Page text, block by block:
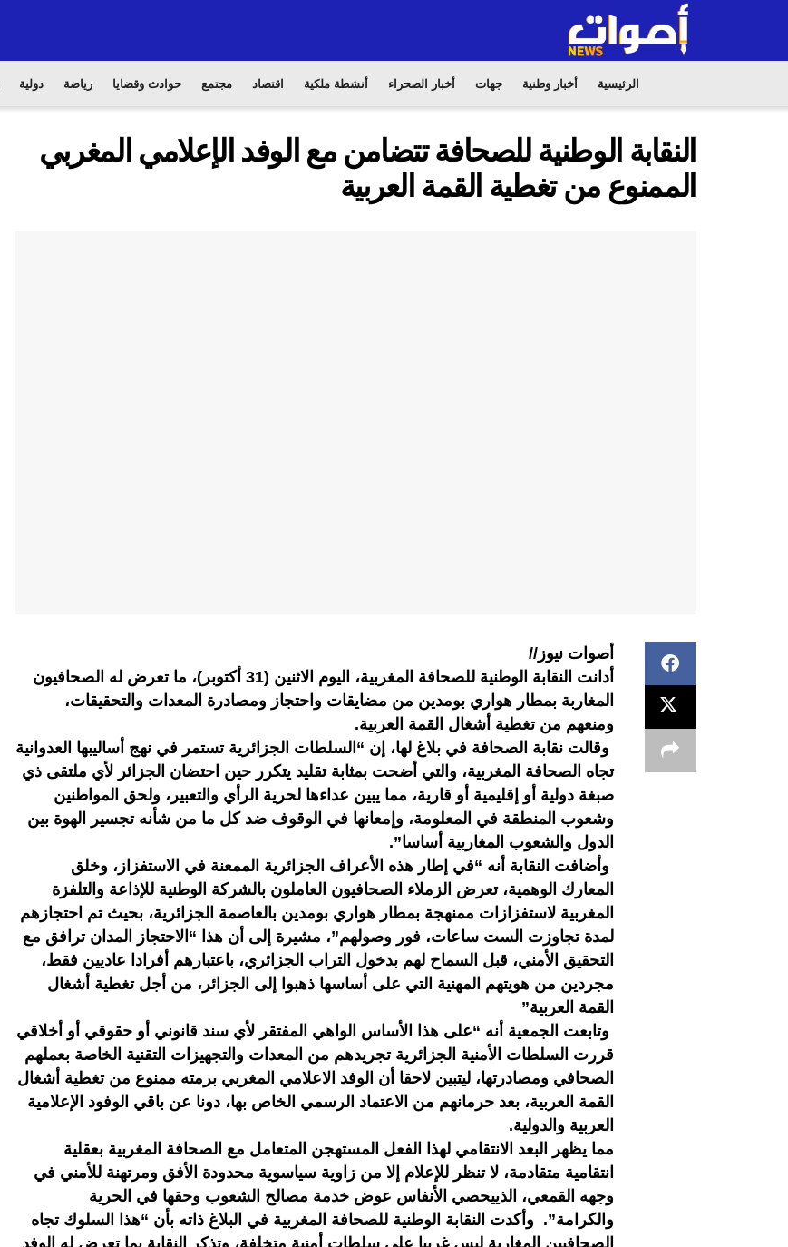
الرئيسية أخبار وطنية جهات أخبار الصحراء أنشطة ملكية اقتصاد مجتمع حوادث وقضايا رياضة دولية
النقابة الوطنية للصحافة تتضامن مع الوفد الإعلامي المغربي
الممنوع من تغطية القمة العربية
أصوات نيوز//
أدانت النقابة الوطنية للصحافة المغربية، اليوم الاثنين (31 أكتوبر)، ما تعرض له الصحافيون
المغاربة بمطار هواري بومدين من مضايقات واحتجاز ومصادرة المعدات والتحقيقات،
ومنعهم من تغطية أشغال القمة العربية.
وقالت نقابة الصحافة في بلاغ لها، إن “السلطات الجزائرية تستمر في نهج أساليبها العدوانية
تجاه الصحافة المغربية، والتي أضحت بمثابة تقليد يتكرر حين احتضان الجزائر لأي ملتقى ذي
صبغة دولية أو إقليمية أو قارية، مما يبين عداءها لحرية الرأي والتعبير، ولحق المواطنين
وشعوب المنطقة في المعلومة، وإمعانها في الوقوف ضد كل ما من شأنه تجسير الهوة بين
الدول والشعوب المغاربية أساسا”.
وأضافت النقابة أنه “في إطار هذه الأعراف الجزائرية الممعنة في الاستفزاز، وخلق
المعارك الوهمية، تعرض الزملاء الصحافيون العاملون بالشركة الوطنية للإذاعة والتلفزة
المغربية لاستفزازات ممنهجة بمطار هواري بومدين بالعاصمة الجزائرية، بحيث تم احتجازهم
لمدة تجاوزت الست ساعات، فور وصولهم”، مشيرة إلى أن هذا “الاحتجاز المدان ترافق مع
التحقيق الأمني، قبل السماح لهم بدخول التراب الجزائري، باعتبارهم أفرادا عاديين فقط،
مجردين من هويتهم المهنية التي على أساسها ذهبوا إلى الجزائر، من أجل تغطية أشغال
القمة العربية”
وتابعت الجمعية أنه “على هذا الأساس الواهي المفتقر لأي سند قانوني أو حقوقي أو أخلاقي
قررت السلطات الأمنية الجزائرية تجريدهم من المعدات والتجهيزات التقنية الخاصة بعملهم
الصحافي ومصادرتها، ليتبين لاحقا أن الوفد الاعلامي المغربي برمته ممنوع من تغطية أشغال
القمة العربية، بعد حرمانهم من الاعتماد الرسمي الخاص بها، دونا عن باقي الوفود الإعلامية
العربية والدولية.
مما يظهر البعد الانتقامي لهذا الفعل المستهجن المتعامل مع الصحافة المغربية بعقلية
انتقامية متقادمة، لا تنظر للإعلام إلا من زاوية سياسوية محدودة الأفق ومرتهنة للأمني في
وجهه القمعي، الذييحصي الأنفاس عوض خدمة مصالح الشعوب وحقها في الحرية
والكرامة”. وأكدت النقابة الوطنية للصحافة المغربية في البلاغ ذاته بأن “هذا السلوك تجاه